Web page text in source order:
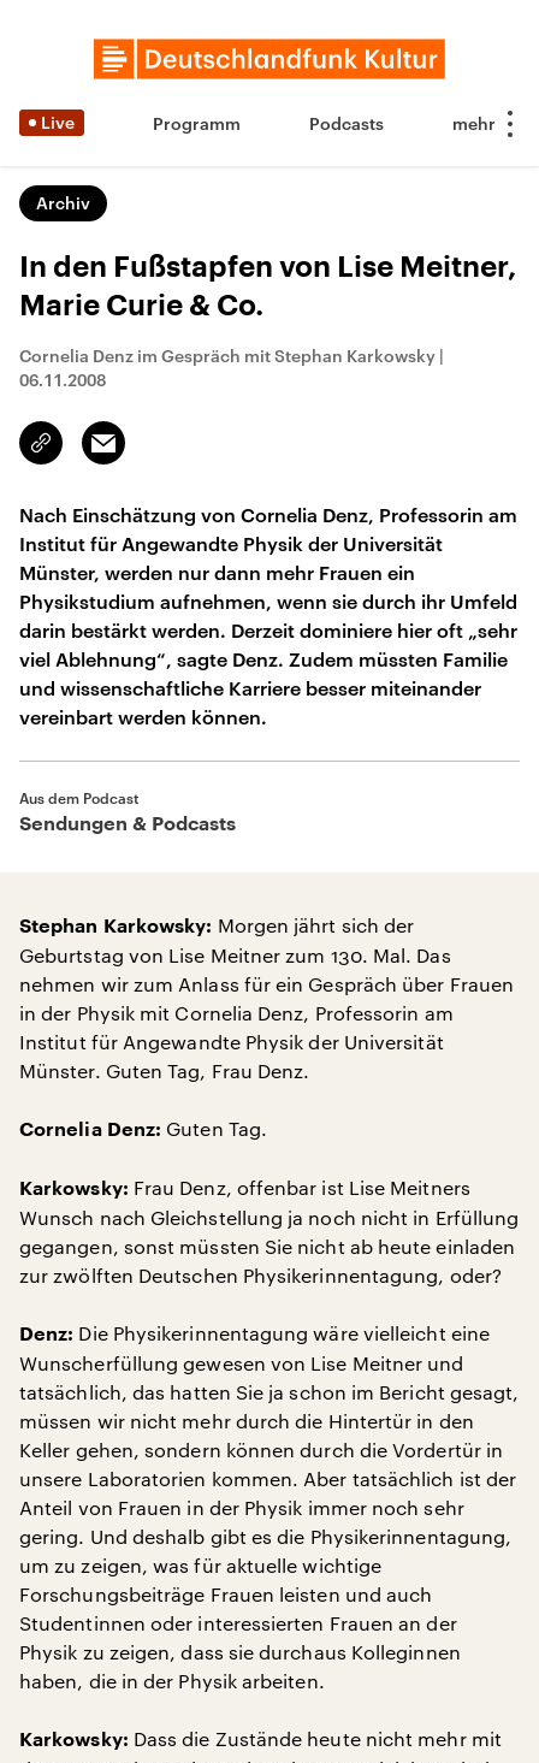
Live Programm Podcasts
Archiv
In den Fußstapfen von Lise Meitner,
Marie Curie & Co.
Cornelia Denz im Gespräch mit Stephan Karkowsky |
06.11.2008
Link
kopieren/teilen
Email
Nach Einschätzung von Cornelia Denz, Professorin am
Institut für Angewandte Physik der Universität
Münster, werden nur dann mehr Frauen ein
Physikstudium aufnehmen, wenn sie durch ihr Umfeld
darin bestärkt werden. Derzeit dominiere hier oft „sehr
viel Ablehnung“, sagte Denz. Zudem müssten Familie
und wissenschaftliche Karriere besser miteinander
vereinbart werden können.
Aus dem Podcast
Sendungen & Podcasts
Stephan Karkowsky: Morgen jährt sich der
Geburtstag von Lise Meitner zum 130. Mal. Das
nehmen wir zum Anlass für ein Gespräch über Frauen
in der Physik mit Cornelia Denz, Professorin am
Institut für Angewandte Physik der Universität
Münster. Guten Tag, Frau Denz.
Cornelia Denz: Guten Tag.
Karkowsky: Frau Denz, offenbar ist Lise Meitners
Wunsch nach Gleichstellung ja noch nicht in Erfüllung
gegangen, sonst müssten Sie nicht ab heute einladen
zur zwölften Deutschen Physikerinnentagung, oder?
Denz: Die Physikerinnentagung wäre vielleicht eine
Wunscherfüllung gewesen von Lise Meitner und
tatsächlich, das hatten Sie ja schon im Bericht gesagt,
müssen wir nicht mehr durch die Hintertür in den
Keller gehen, sondern können durch die Vordertür in
unsere Laboratorien kommen. Aber tatsächlich ist der
Anteil von Frauen in der Physik immer noch sehr
gering. Und deshalb gibt es die Physikerinnentagung,
um zu zeigen, was für aktuelle wichtige
Forschungsbeiträge Frauen leisten und auch
Studentinnen oder interessierten Frauen an der
Physik zu zeigen, dass sie durchaus Kolleginnen
haben, die in der Physik arbeiten.
Karkowsky: Dass die Zustände heute nicht mehr mit